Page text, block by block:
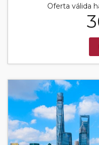
Oferta válida